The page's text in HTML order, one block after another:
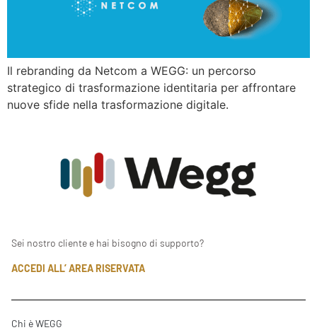
Il rebranding da Netcom a WEGG: un percorso
strategico di trasformazione identitaria per affrontare
nuove sfide nella trasformazione digitale.
Sei nostro cliente e hai bisogno di supporto?
ACCEDI ALL’ AREA RISERVATA
Chi è WEGG